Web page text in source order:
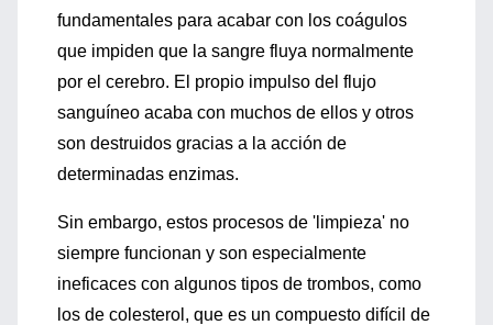
fundamentales para acabar con los coágulos
que impiden que la sangre fluya normalmente
por el cerebro. El propio impulso del flujo
sanguíneo acaba con muchos de ellos y otros
son destruidos gracias a la acción de
determinadas enzimas.
Sin embargo, estos procesos de 'limpieza' no
siempre funcionan y son especialmente
ineficaces con algunos tipos de trombos, como
los de colesterol, que es un compuesto difícil de